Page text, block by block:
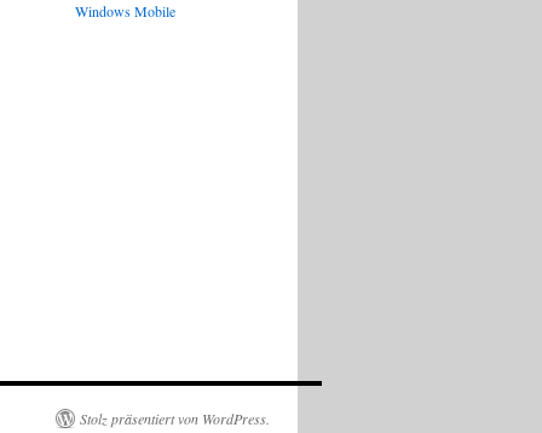
Windows Mobile
Stolz präsentiert von WordPress.